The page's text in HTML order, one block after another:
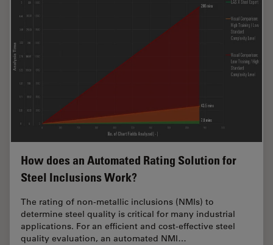
How does an Automated Rating Solution for
Steel Inclusions Work?
The rating of non-metallic inclusions (NMIs) to
determine steel quality is critical for many industrial
applications. For an efficient and cost-effective steel
quality evaluation, an automated NMI…